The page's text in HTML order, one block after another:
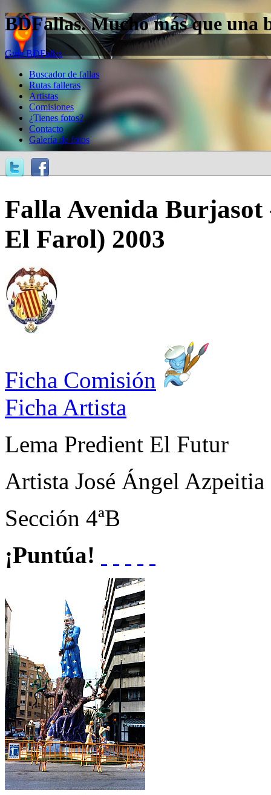
BDFallas. Mucho más que una
Guía BDFallas
Buscador de fallas
Rutas falleras
Artistas
Comisiones
¿Tienes fotos?
Contacto
Galería de fotos
Falla Avenida
El Farol) 2003
Ficha Comisión
Ficha Artista
Lema Predient El Futur
Artista José Ángel Azpeitia
Sección 4ªB
¡Puntúa!